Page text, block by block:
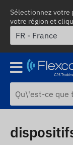
Sélectionnez votre
votre région et